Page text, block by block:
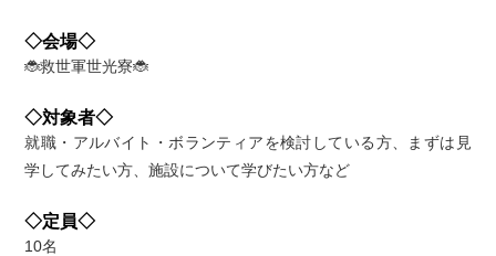
◇会場◇
🐞救世軍世光寮🐞
◇対象者◇
就職・アルバイト・ボランティアを検討している方、まずは見
学してみたい方、施設について学びたい方など
◇定員◇
10名